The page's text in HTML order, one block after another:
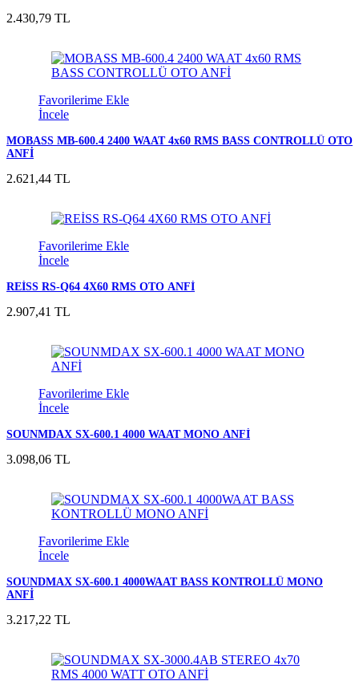
2.430,79 TL
Favorilerime Ekle
İncele
MOBASS MB-600.4 2400 WAAT 4x60 RMS BASS CONTROLLÜ OTO
ANFİ
2.621,44 TL
Favorilerime Ekle
İncele
REİSS RS-Q64 4X60 RMS OTO ANFİ
2.907,41 TL
Favorilerime Ekle
İncele
SOUNMDAX SX-600.1 4000 WAAT MONO ANFİ
3.098,06 TL
Favorilerime Ekle
İncele
SOUNDMAX SX-600.1 4000WAAT BASS KONTROLLÜ MONO
ANFİ
3.217,22 TL